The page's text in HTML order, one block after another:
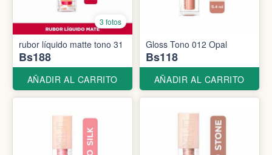
3 fotos
rubor líquido matte tono 31
Bs188
AÑADIR AL CARRITO
Gloss Tono 012 Opal
Bs118
AÑADIR AL CARRITO